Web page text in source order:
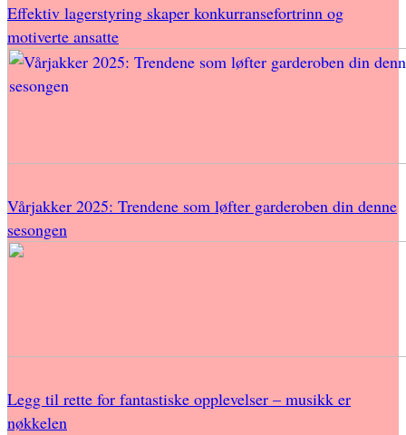
Effektiv lagerstyring skaper konkurransefortrinn og
motiverte ansatte
Vårjakker 2025: Trendene som løfter garderoben din denne
sesongen
Legg til rette for fantastiske opplevelser – musikk er
nøkkelen